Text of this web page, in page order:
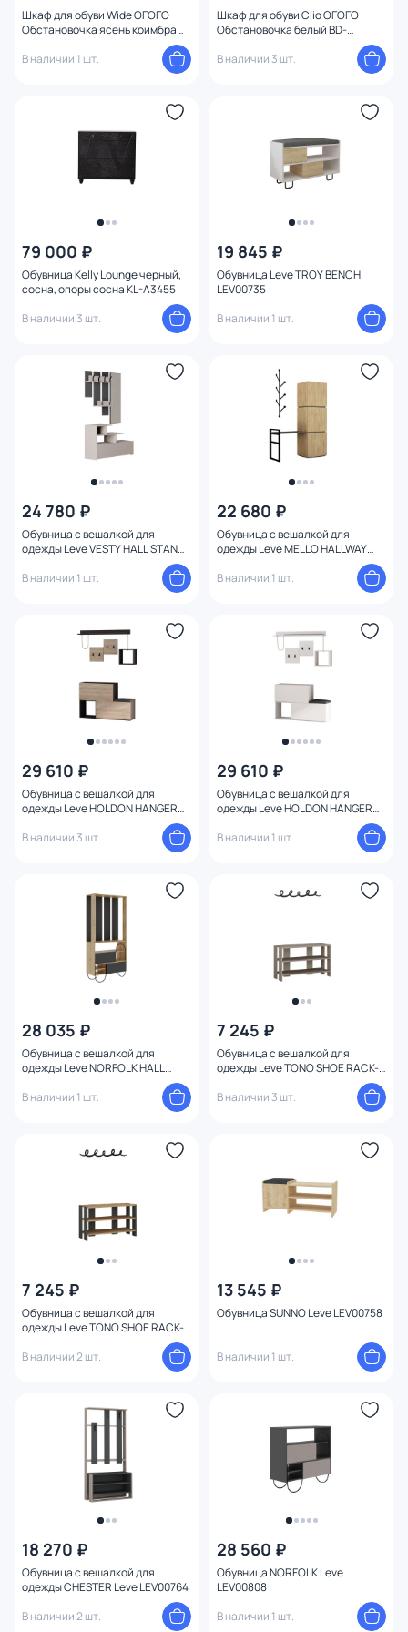
Шкаф для обуви Wide ОГОГО
Обстановочка ясень коимбра
В наличии 1 шт.
Шкаф для обуви Clio ОГОГО
Обстановочка белый BD-
В наличии 3 шт.
79 000 ₽
Обувница Kelly Lounge черный,
сосна, опоры сосна KL-A3455
В наличии 3 шт.
19 845 ₽
Обувница Leve TROY BENCH
LEV00735
В наличии 1 шт.
24 780 ₽
Обувница с вешалкой для
одежды Leve VESTY HALL STAND
В наличии 1 шт.
22 680 ₽
Обувница с вешалкой для
одежды Leve MELLO HALLWAY
В наличии 1 шт.
29 610 ₽
Обувница с вешалкой для
одежды Leve HOLDON HANGER
В наличии 3 шт.
29 610 ₽
Обувница с вешалкой для
одежды Leve HOLDON HANGER
В наличии 1 шт.
28 035 ₽
Обувница с вешалкой для
одежды Leve NORFOLK HALL
В наличии 1 шт.
7 245 ₽
Обувница с вешалкой для
одежды Leve TONO SHOE RACK-
В наличии 3 шт.
7 245 ₽
Обувница с вешалкой для
одежды Leve TONO SHOE RACK-
В наличии 2 шт.
13 545 ₽
Обувница SUNNO Leve LEV00758
В наличии 1 шт.
18 270 ₽
Обувница с вешалкой для
одежды CHESTER Leve LEV00764
В наличии 2 шт.
28 560 ₽
Обувница NORFOLK Leve
LEV00808
В наличии 1 шт.
Высота (см)